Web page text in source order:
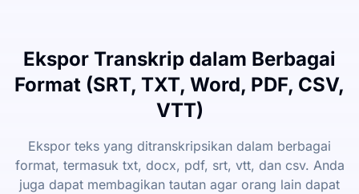
Ekspor Transkrip dalam Berbagai
Format (SRT, TXT, Word, PDF, CSV,
VTT)
Ekspor teks yang ditranskripsikan dalam berbagai
format, termasuk txt, docx, pdf, srt, vtt, dan csv. Anda
juga dapat membagikan tautan agar orang lain dapat